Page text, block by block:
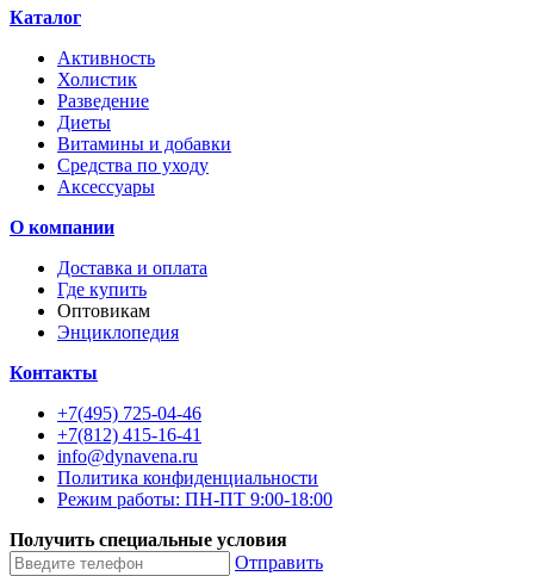
Каталог
Активность
Холистик
Разведение
Диеты
Витамины и добавки
Средства по уходу
Аксессуары
О компании
Доставка и оплата
Где купить
Оптовикам
Энциклопедия
Контакты
+7(495) 725-04-46
+7(812) 415-16-41
info@dynavena.ru
Политика конфиденциальности
Режим работы: ПН-ПТ 9:00-18:00
Получить специальные условия
Отправить